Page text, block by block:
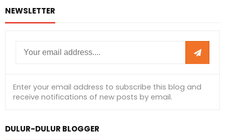
NEWSLETTER
DULUR-DULUR BLOGGER